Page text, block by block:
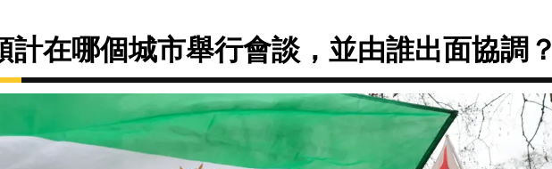
計在哪個城市舉行會談，並由誰出面協調？